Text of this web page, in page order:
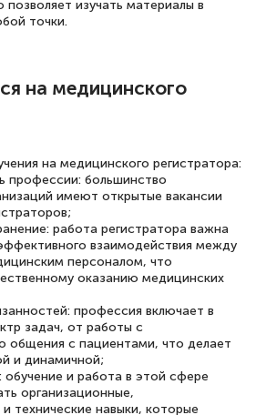
изучать материалы в
точки.
на медицинского
на медицинского регистратора:
профессии: большинство
имеют открытые вакансии
работа регистратора важна
взаимодействия между
персоналом, что
оказанию медицинских
профессия включает в
задач, от работы с
общения с пациентами, что делает
и динамичной;
обучение и работа в этой сфере
организационные,
технические навыки, которые